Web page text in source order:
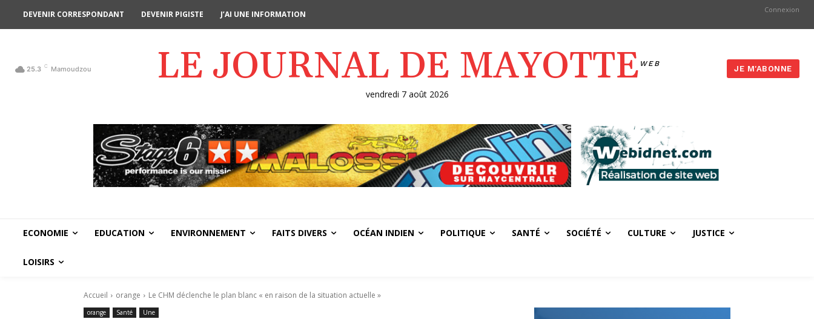
DEVENIR CORRESPONDANT DEVENIR PIGISTE J’AI UNE INFORMATION Connexion
25.3 C Mamoudzou LE JOURNAL DE MAYOTTE WEB
JE M'ABONNE
vendredi 7 août 2026
ECONOMIE EDUCATION ENVIRONNEMENT FAITS DIVERS OCÉAN INDIEN POLITIQUE SANTÉ SOCIÉTÉ CULTURE JUSTICE
LOISIRS
Accueil orange Le CHM déclenche le plan blanc « en raison de la situation actuelle »
orange Santé Une